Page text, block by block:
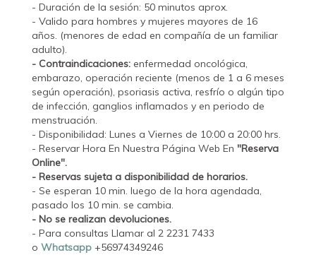
- Duración de la sesión: 50 minutos aprox.
- Valido para hombres y mujeres mayores de 16
años. (menores de edad en compañía de un familiar
adulto).
- Contraindicaciones: enfermedad oncológica,
embarazo, operación reciente (menos de 1 a 6 meses
según operación), psoriasis activa, resfrío o algún tipo
de infección, ganglios inflamados y en periodo de
menstruación.
- Disponibilidad: Lunes a Viernes de 10:00 a 20:00 hrs.
- Reservar Hora En Nuestra Página Web En "Reserva
Online".
- Reservas sujeta a disponibilidad de horarios.
- Se esperan 10 min. luego de la hora agendada,
pasado los 10 min. se cambia.
- No se realizan devoluciones.
- Para consultas Llamar al 2 2231 7433
o Whatsapp +56974349246